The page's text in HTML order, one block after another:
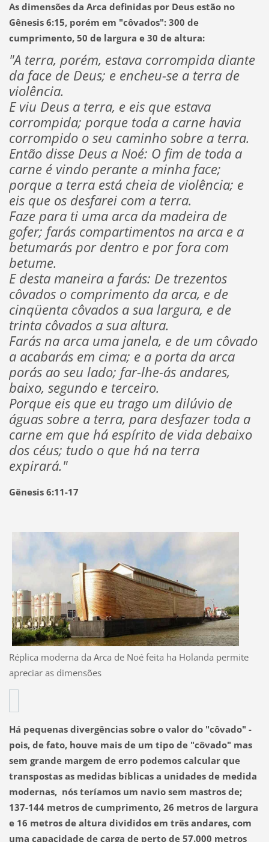
As dimensões da Arca definidas por Deus estão no
Gênesis 6:15, porém em "côvados": 300 de
cumprimento, 50 de largura e 30 de altura:
"A terra, porém, estava corrompida diante
da face de Deus; e encheu-se a terra de
violência.
E viu Deus a terra, e eis que estava
corrompida; porque toda a carne havia
corrompido o seu caminho sobre a terra.
Então disse Deus a Noé: O fim de toda a
carne é vindo perante a minha face;
porque a terra está cheia de violência; e
eis que os desfarei com a terra.
Faze para ti uma arca da madeira de
gofer; farás compartimentos na arca e a
betumarás por dentro e por fora com
betume.
E desta maneira a farás: De trezentos
côvados o comprimento da arca, e de
cinqüenta côvados a sua largura, e de
trinta côvados a sua altura.
Farás na arca uma janela, e de um côvado
a acabarás em cima; e a porta da arca
porás ao seu lado; far-lhe-ás andares,
baixo, segundo e terceiro.
Porque eis que eu trago um dilúvio de
águas sobre a terra, para desfazer toda a
carne em que há espírito de vida debaixo
dos céus; tudo o que há na terra
expirará."
Gênesis 6:11-17
Réplica moderna da Arca de Noé feita ha Holanda permite
apreciar as dimensões
Há pequenas divergências sobre o valor do "côvado" -
pois, de fato, houve mais de um tipo de "côvado" mas
sem grande margem de erro podemos calcular que
transpostas as medidas bíblicas a unidades de medida
modernas, nós teríamos um navio sem mastros de;
137-144 metros de cumprimento, 26 metros de largura
e 16 metros de altura divididos em três andares, com
uma capacidade de carga de perto de 57.000 metros